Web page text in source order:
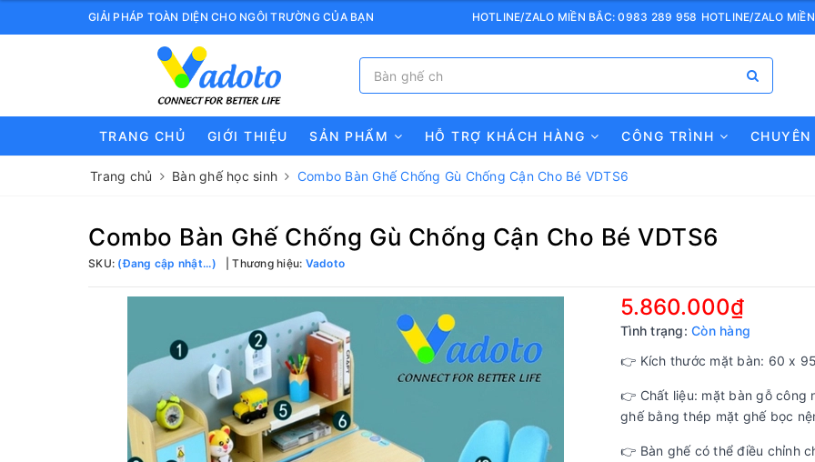
GIẢI PHÁP TOÀN DIỆN CHO NGÔI TRƯỜNG CỦA BẠN HOTLINE/ZALO MIỀN BẮC: 0983 289 958 HOTLINE/ZALO
TRANG CHỦ GIỚI THIỆU SẢN PHẨM HỖ TRỢ KHÁCH HÀNG CÔNG TRÌNH
Trang chủ Bàn ghế học sinh Combo Bàn Ghế Chống Gù Chống Cận Cho Bé VDTS6
Combo Bàn Ghế Chống Gù Chống Cận Cho Bé VDTS6
SKU: (Đang cập nhật...) Thương hiệu: Vadoto
5.860.000₫
Tình trạng: Còn hàng
👉 Kích thước mặt bàn: 60 x
👉 Chất liệu: mặt bàn gỗ công
ghế bằng thép mặt ghế bọc
👉 Bàn ghế có thể điều chỉnh